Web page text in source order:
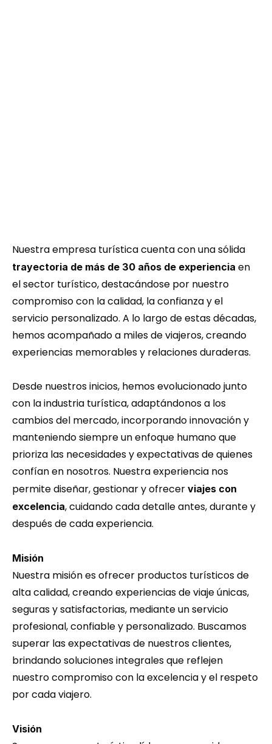
trayectoria de más de 30 años de experiencia en
el sector turístico, destacándose por nuestro
compromiso con la calidad, la confianza y el
servicio personalizado. A lo largo de estas décadas,
hemos acompañado a miles de viajeros, creando
experiencias memorables y relaciones duraderas.
Desde nuestros inicios, hemos evolucionado junto
con la industria turística, adaptándonos a los
cambios del mercado, incorporando innovación y
manteniendo siempre un enfoque humano que
prioriza las necesidades y expectativas de quienes
confían en nosotros. Nuestra experiencia nos
permite diseñar, gestionar y ofrecer viajes con
excelencia, cuidando cada detalle antes, durante y
después de cada experiencia.
Misión
Nuestra misión es ofrecer productos turísticos de
alta calidad, creando experiencias de viaje únicas,
seguras y satisfactorias, mediante un servicio
profesional, confiable y personalizado. Buscamos
superar las expectativas de nuestros clientes,
brindando soluciones integrales que reflejen
nuestro compromiso con la excelencia y el respeto
por cada viajero.
Visión